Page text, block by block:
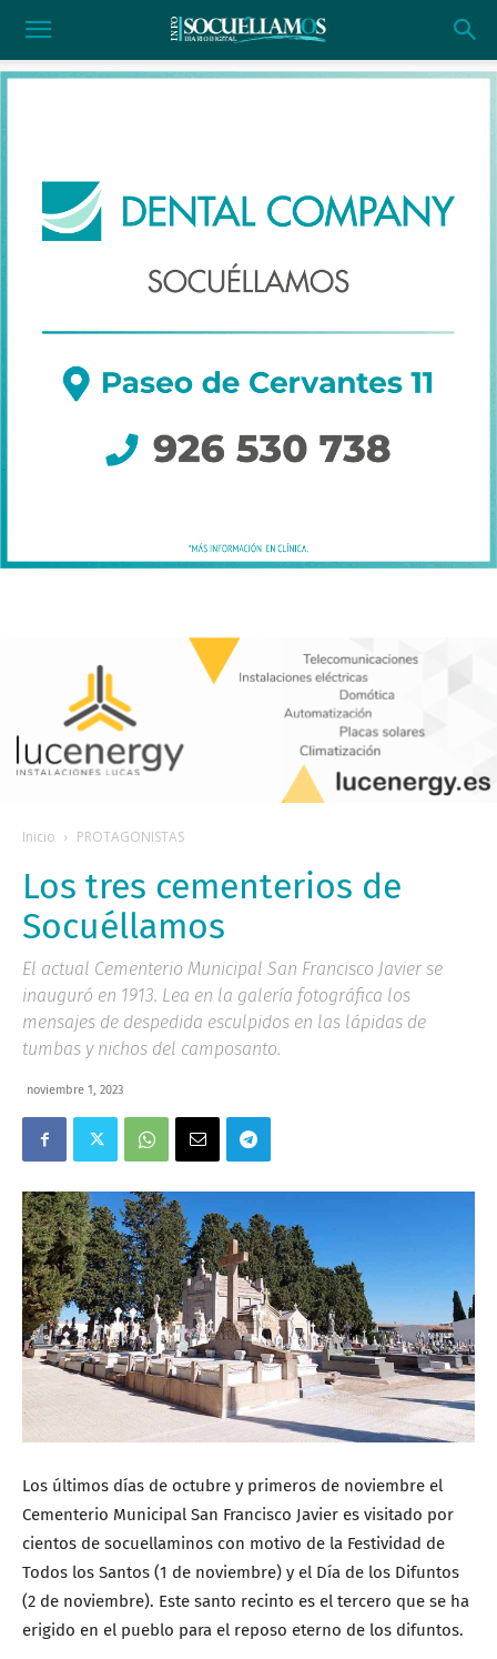
Inicio PROTAGONISTAS
Los tres cementerios de
Socuéllamos
El actual Cementerio Municipal San Francisco Javier se
inauguró en 1913. Lea en la galería fotográfica los
mensajes de despedida esculpidos en las lápidas de
tumbas y nichos del camposanto.
noviembre 1, 2023
Los últimos días de octubre y primeros de noviembre el
Cementerio Municipal San Francisco Javier es visitado por
cientos de socuellaminos con motivo de la Festividad de
Todos los Santos (1 de noviembre) y el Día de los Difuntos
(2 de noviembre). Este santo recinto es el tercero que se ha
erigido en el pueblo para el reposo eterno de los difuntos.